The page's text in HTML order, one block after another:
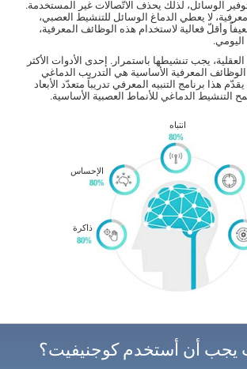
الوسائل، لذلك يحذف الاتّصالات غير المستخدمة.
لا يعطي الدماغ الوسائل للتنشيط العصبي،
وأقلّ فعالية لاستخدام هذه الوظائف المعرفية،
اليومي.
يجب تنشيطها باستمرار. إحدى الأدوات الأكثر
الوظائف المعرفية الأساسية هي التدريب الدماغي
هذا برنامج التنبيه المعرفي تدريباً متعدّد الأبعاد
التنشيط الدماغي للأنماط العصبية الأساسية.
ذاكرة
الإحساس
انتباه
يجب أن أستخدم كوجنيفيت؟